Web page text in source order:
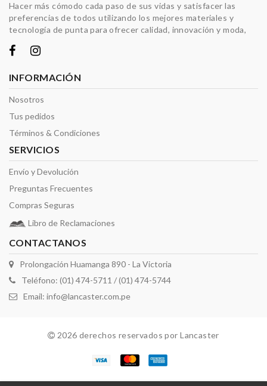
Hacer más cómodo cada paso de sus vidas y satisfacer las
preferencias de todos utilizando los mejores materiales y
tecnología de punta para ofrecer calidad, innovación y moda,
INFORMACIÓN
Nosotros
Tus pedidos
Términos & Condiciones
SERVICIOS
Envío y Devolución
Preguntas Frecuentes
Compras Seguras
Libro de Reclamaciones
CONTACTANOS
Prolongación Huamanga 890 - La Victoria
Teléfono: (01) 474-5711 / (01) 474-5744
Email: info@lancaster.com.pe
2026 derechos reservados por Lancaster